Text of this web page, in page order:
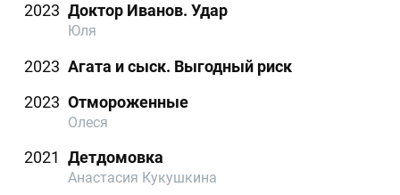
2023 Доктор Иванов. Удар
Юля
2023 Агата и сыск. Выгодный риск
2023 Отмороженные
Олеся
2021 Детдомовка
Анастасия Кукушкина